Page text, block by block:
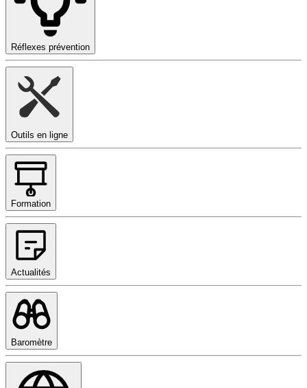
Réflexes prévention
Outils en ligne
Formation
Actualités
Baromètre